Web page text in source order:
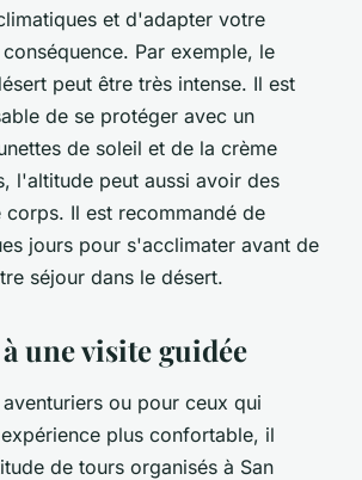
et d'adapter votre
Par exemple, le
peut être très intense. Il est
de se protéger avec un
de soleil et de la crème
l'altitude peut aussi avoir des
Il est recommandé de
jours pour s'acclimater avant de
séjour dans le désert.
une visite guidée
ou pour ceux qui
plus confortable, il
de tours organisés à San